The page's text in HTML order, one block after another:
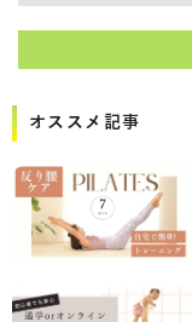
オススメ記事